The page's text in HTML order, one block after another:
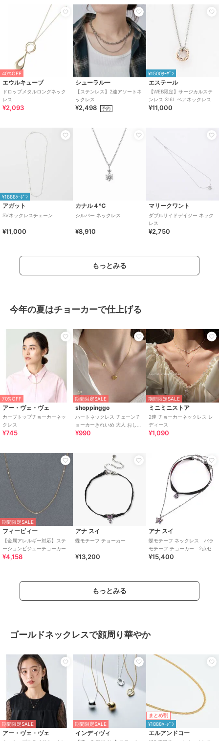
40%OFF
エウルキューブ
ドロップメタルロングネック
レス
¥2,093
シューラルー
【ステンレス】2連アソートネ
ックレス
¥2,498 予約
¥1500ｸｰﾎﾟﾝ
エステール
【WEB限定】サージカルステ
ンレス 316L ペアネックレス
（レディース）
¥11,000
¥1888ｸｰﾎﾟﾝ
アガット
SVネックレスチェーン
¥11,000
カナル４℃
シルバー ネックレス
¥8,910
マリークワント
ダブルサイドデイジー ネック
レス
¥2,750
もっとみる
今年の夏はチョーカーで仕上げる
70%OFF
アー・ヴェ・ヴェ
カーブトップチョーカーネッ
クレス
¥745
期間限定SALE
shoppinggo
ハートネックレス チェーンチ
ョーカーきれいめ 大人 おしゃ
れ 小ぶり 細め
¥990
期間限定SALE
ミニミニストア
2連 チョーカーネックレス レ
ディース
¥1,090
期間限定SALE
フィービィー
【金属アレルギー対応】ステ
ーションビジューチョーカー/
サージカルステンレス/38cm
¥4,158
アナ スイ
蝶モチーフ チョーカー
¥13,200
アナ スイ
蝶モチーフ ネックレス バラ
モチーフ チョーカー 2点セッ
ト
¥15,400
もっとみる
ゴールドネックレスで顔周り華やか
期間限定SALE
アー・ヴェ・ヴェ
期間限定SALE
インディヴィ
まとめ割
¥1888ｸｰﾎﾟﾝ
エルアンドコー